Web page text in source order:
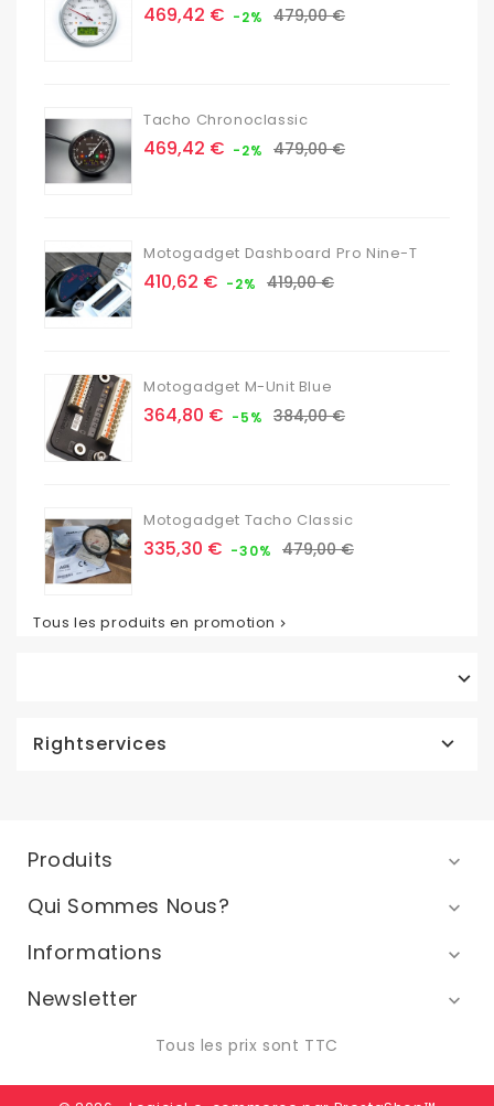
Prix
469,42 € -2% Prix
479,00 €
Tacho Chronoclassic
Prix
469,42 € -2% Prix
479,00 €
Motogadget Dashboard Pro Nine-T
Prix
410,62 € -2% Prix
419,00 €
Motogadget M-Unit Blue
Prix
364,80 € -5% Prix
384,00 €
Motogadget Tacho Classic
Prix
335,30 € -30% Prix
479,00 €
Tous les produits en promotion 

Rightservices 
Produits 
Qui Sommes Nous? 
Informations 
Newsletter

Tous les prix sont TTC